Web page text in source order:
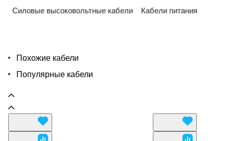
Силовые высоковольтные кабели
Кабели питания
Похожие кабели
Популярные кабели